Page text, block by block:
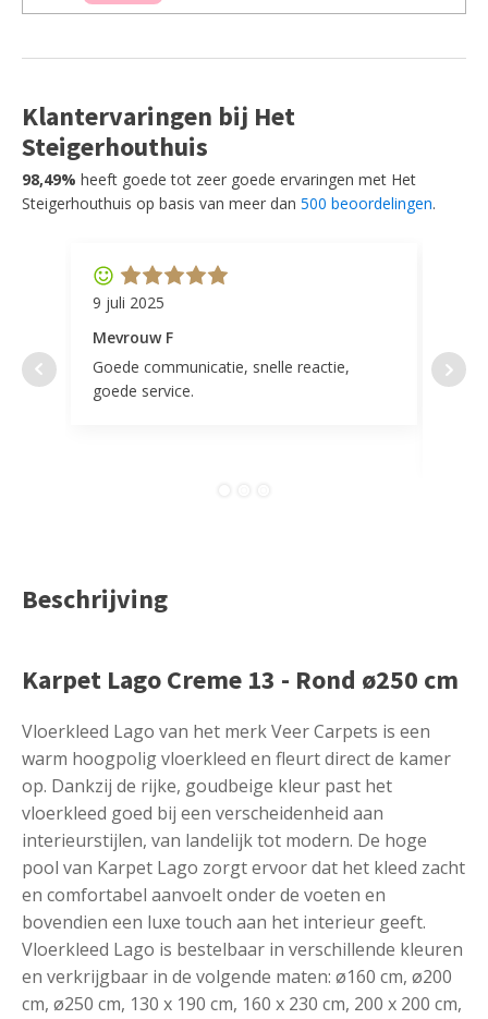
Klantervaringen bij Het
Steigerhouthuis
98,49% heeft goede tot zeer goede ervaringen met Het
Steigerhouthuis op basis van meer dan 500 beoordelingen.
9 juli 2025
Mevrouw F
Goede communicatie, snelle reactie,
goede service.
door
Beschrijving
Karpet Lago Creme 13 - Rond ø250 cm
Vloerkleed Lago van het merk Veer Carpets is een
warm hoogpolig vloerkleed en fleurt direct de kamer
op. Dankzij de rijke, goudbeige kleur past het
vloerkleed goed bij een verscheidenheid aan
interieurstijlen, van landelijk tot modern. De hoge
pool van Karpet Lago zorgt ervoor dat het kleed zacht
en comfortabel aanvoelt onder de voeten en
bovendien een luxe touch aan het interieur geeft.
Vloerkleed Lago is bestelbaar in verschillende kleuren
en verkrijgbaar in de volgende maten: ø160 cm, ø200
cm, ø250 cm, 130 x 190 cm, 160 x 230 cm, 200 x 200 cm,